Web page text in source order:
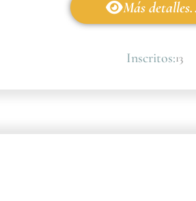
Más
Inscritos:13